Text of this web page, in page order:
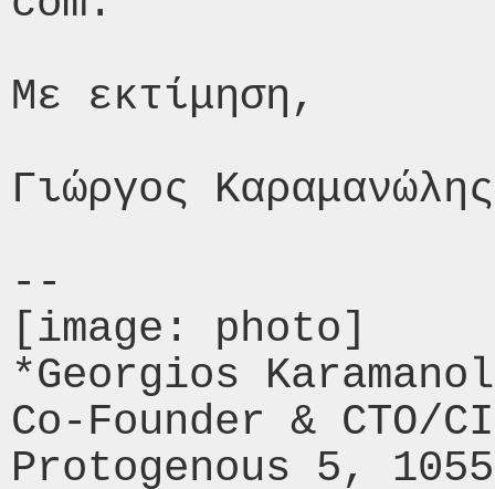
Με εκτίμηση,
Γιώργος Καραμανώλης
--
[image: photo]
*Georgios
Co-Founder & CTO/